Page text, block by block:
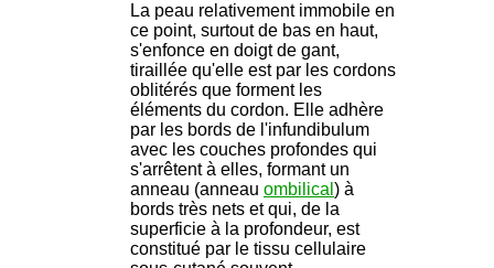
La peau relativement immobile en
ce point, surtout de bas en haut,
s'enfonce en doigt de gant,
tiraillée qu'elle est par les cordons
oblitérés que forment les
éléments du cordon. Elle adhère
par les bords de l'infundibulum
avec les couches profondes qui
s'arrêtent à elles, formant un
anneau (anneau ombilical ) à
bords très nets et qui, de la
superficie à la profondeur, est
constitué par le tissu cellulaire